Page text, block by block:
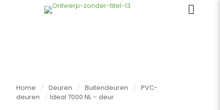
Home / Deuren / Buitendeuren / PVC-
deuren
/ Ideal 7000 NL – deur